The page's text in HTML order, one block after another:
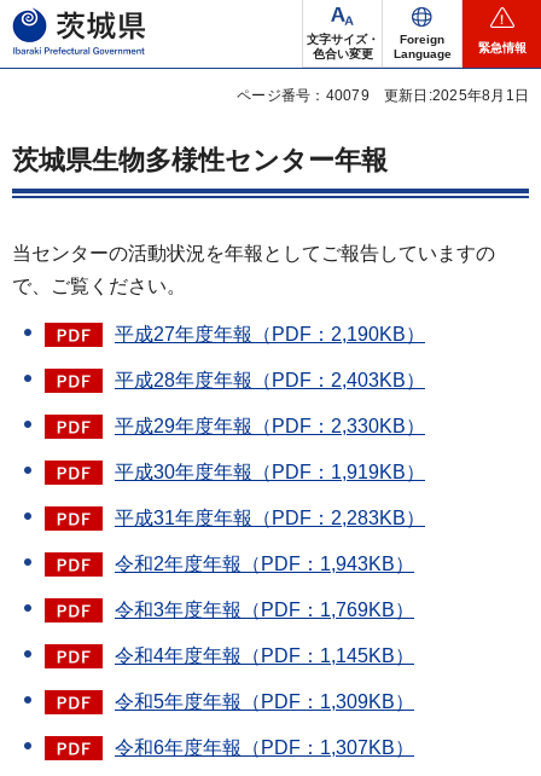
茨城県
文字サイズ・
色合い変更
Foreign
Language
緊急情報
ページ番号：40079 更新日:2025年8月1日
茨城県生物多様性センター年報
当センターの活動状況を年報としてご報告していますの
で、ご覧ください。
平成27年度年報（PDF：2,190KB）
平成28年度年報（PDF：2,403KB）
平成29年度年報（PDF：2,330KB）
平成30年度年報（PDF：1,919KB）
平成31年度年報（PDF：2,283KB）
令和2年度年報（PDF：1,943KB）
令和3年度年報（PDF：1,769KB）
令和4年度年報（PDF：1,145KB）
令和5年度年報（PDF：1,309KB）
令和6年度年報（PDF：1,307KB）